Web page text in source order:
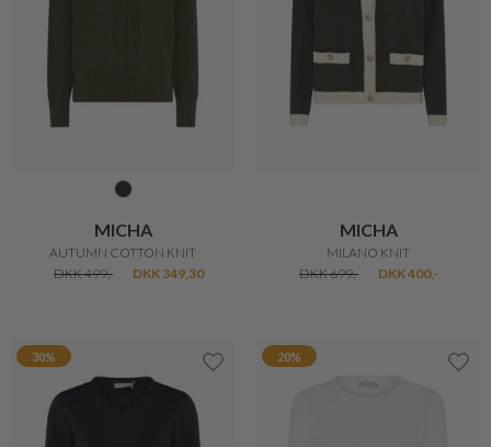
SKOVHUUS
SOPHIE STRIK
DKK 699,-
MICHA
ELEGANT STRIK
DKK 599,-
DKK 419,30
30% 43%